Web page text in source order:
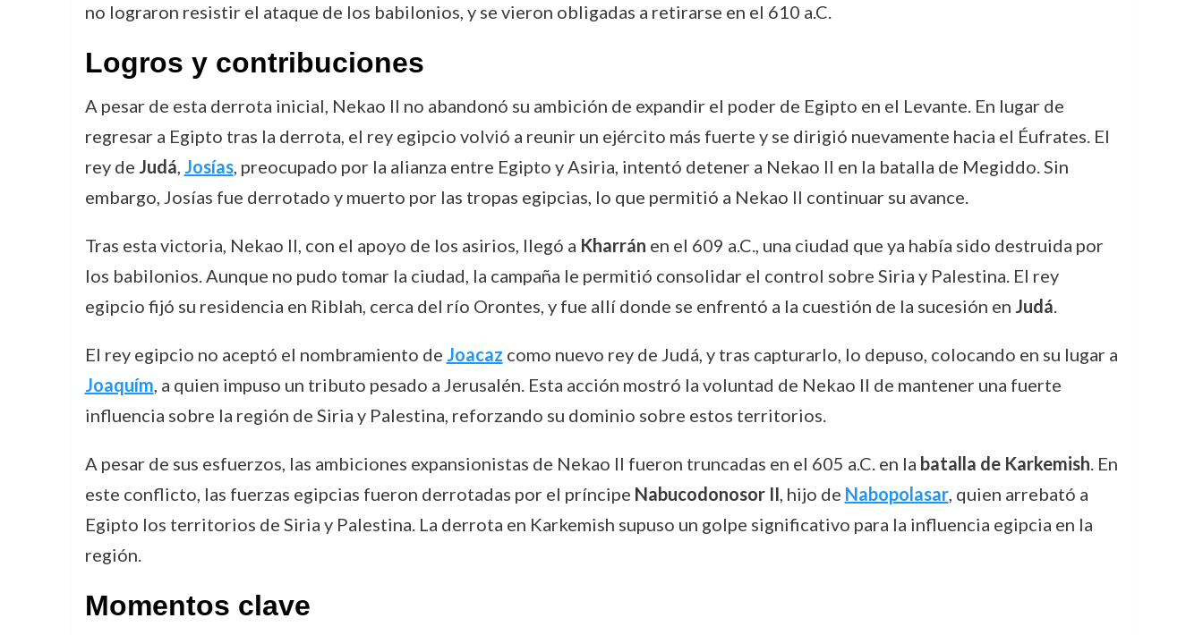
no lograron resistir el ataque de los babilonios, y se vieron obligadas a retirarse en el 610 a.C.
Logros y contribuciones
A pesar de esta derrota inicial, Nekao II no abandonó su ambición de expandir el poder de Egipto en el Levante. En lugar de
regresar a Egipto tras la derrota, el rey egipcio volvió a reunir un ejército más fuerte y se dirigió nuevamente hacia el Éufrates. El
rey de Judá, Josías, preocupado por la alianza entre Egipto y Asiria, intentó detener a Nekao II en la batalla de Megiddo. Sin
embargo, Josías fue derrotado y muerto por las tropas egipcias, lo que permitió a Nekao II continuar su avance.
Tras esta victoria, Nekao II, con el apoyo de los asirios, llegó a Kharrán en el 609 a.C., una ciudad que ya había sido destruida por
los babilonios. Aunque no pudo tomar la ciudad, la campaña le permitió consolidar el control sobre Siria y Palestina. El rey
egipcio fijó su residencia en Riblah, cerca del río Orontes, y fue allí donde se enfrentó a la cuestión de la sucesión en Judá.
El rey egipcio no aceptó el nombramiento de Joacaz como nuevo rey de Judá, y tras capturarlo, lo depuso, colocando en su lugar a
Joaquím, a quien impuso un tributo pesado a Jerusalén. Esta acción mostró la voluntad de Nekao II de mantener una fuerte
influencia sobre la región de Siria y Palestina, reforzando su dominio sobre estos territorios.
A pesar de sus esfuerzos, las ambiciones expansionistas de Nekao II fueron truncadas en el 605 a.C. en la batalla de Karkemish. En
este conflicto, las fuerzas egipcias fueron derrotadas por el príncipe Nabucodonosor II, hijo de Nabopolasar, quien arrebató a
Egipto los territorios de Siria y Palestina. La derrota en Karkemish supuso un golpe significativo para la influencia egipcia en la
región.
Momentos clave